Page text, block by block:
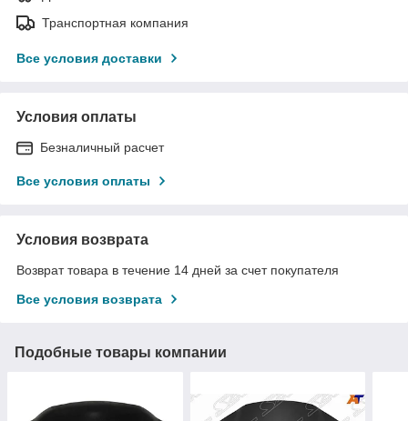
Транспортная компания
Все условия доставки
Условия оплаты
Безналичный расчет
Все условия оплаты
Условия возврата
Возврат товара в течение 14 дней за счет покупателя
Все условия возврата
Подобные товары компании